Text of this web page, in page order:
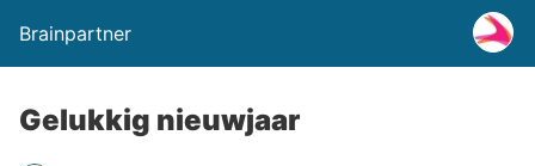
Brainpartner
Gelukkig nieuwjaar